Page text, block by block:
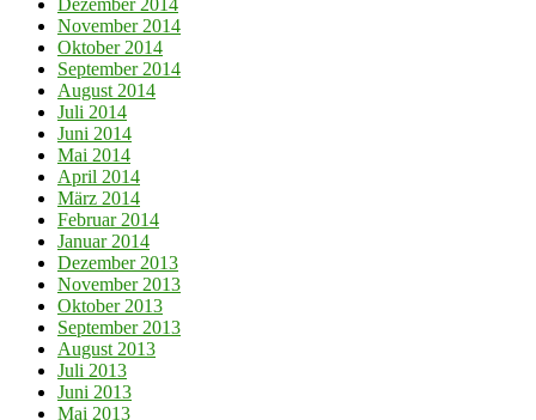
November 2014
Oktober 2014
September 2014
August 2014
Juli 2014
Juni 2014
Mai 2014
April 2014
März 2014
Februar 2014
Januar 2014
Dezember 2013
November 2013
Oktober 2013
September 2013
August 2013
Juli 2013
Juni 2013
Mai 2013